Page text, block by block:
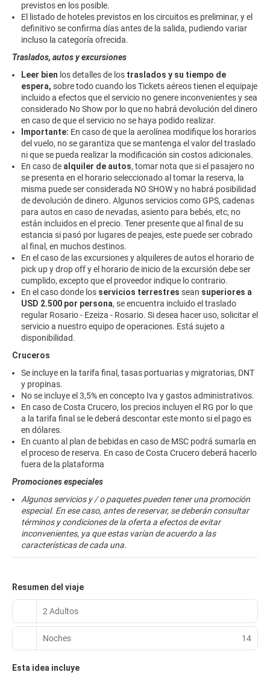
previstos en los posible.
El listado de hoteles previstos en los circuitos es preliminar, y el
definitivo se confirma días antes de la salida, pudiendo variar
incluso la categoría ofrecida.
Traslados, autos y excursiones
Leer bien los detalles de los traslados y su tiempo de
espera, sobre todo cuando los Tickets aéreos tienen el equipaje
incluido a efectos que el servicio no genere inconvenientes y sea
considerado No Show por lo que no habrá devolución del dinero
en caso de que el servicio no se haya podido realizar.
Importante: En caso de que la aerolínea modifique los horarios
del vuelo, no se garantiza que se mantenga el valor del traslado
ni que se pueda realizar la modificación sin costos adicionales.
En caso de alquiler de autos, tomar nota que si el pasajero no
se presenta en el horario seleccionado al tomar la reserva, la
misma puede ser considerada NO SHOW y no habrá posibilidad
de devolución de dinero. Algunos servicios como GPS, cadenas
para autos en caso de nevadas, asiento para bebés, etc, no
están incluidos en el precio. Tener presente que al final de su
estancia si pasó por lugares de peajes, este puede ser cobrado
al final, en muchos destinos.
En el caso de las excursiones y alquileres de autos el horario de
pick up y drop off y el horario de inicio de la excursión debe ser
cumplido, excepto que el proveedor indique lo contrario.
En el caso donde los servicios terrestres sean superiores a
USD 2.500 por persona, se encuentra incluido el traslado
regular Rosario - Ezeiza - Rosario. Si desea hacer uso, solicitar el
servicio a nuestro equipo de operaciones. Está sujeto a
disponibilidad.
Cruceros
Se incluye en la tarifa final, tasas portuarias y migratorias, DNT
y propinas.
No se incluye el 3,5% en concepto Iva y gastos administrativos.
En caso de Costa Crucero, los precios incluyen el RG por lo que
a la tarifa final se le deberá descontar este monto si el pago es
en dólares.
En cuanto al plan de bebidas en caso de MSC podrá sumarla en
el proceso de reserva. En caso de Costa Crucero deberá hacerlo
fuera de la plataforma
Promociones especiales
Algunos servicios y / o paquetes pueden tener una promoción
especial. En ese caso, antes de reservar, se deberán consultar
términos y condiciones de la oferta a efectos de evitar
inconvenientes, ya que estas varían de acuerdo a las
características de cada una.
Resumen del viaje
2 Adultos
Noches 14
Esta idea incluye